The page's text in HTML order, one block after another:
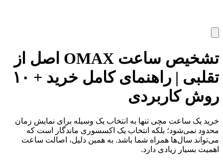
تشخیص ساعت OMAX اصل از
تقلبی | راهنمای کامل خرید + ۱۰
روش کاربردی
خرید یک ساعت مچی تنها به انتخاب یک وسیله برای نمایش زمان
محدود نمی‌شود؛ بلکه انتخاب یک اکسسوری ماندگار است که
می‌تواند سال‌ها همراه شما باشد. به همین دلیل، اصالت ساعت
اهمیت بسیار زیادی دارد.